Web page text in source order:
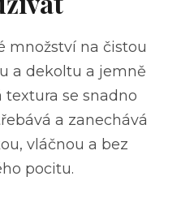
množství na čistou
a dekoltu a jemně
textura se snadno
a zanechává
vláčnou a bez
pocitu.